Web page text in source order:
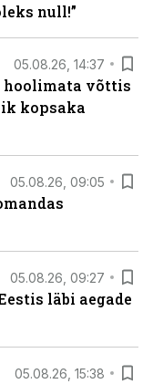
null!”
05.08.26, 14:37
võttis
kopsaka
05.08.26, 09:05
05.08.26, 09:27
läbi aegade
05.08.26, 15:38